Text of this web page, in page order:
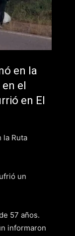
en la
el
en El
la Ruta
un
57 años.
informaron